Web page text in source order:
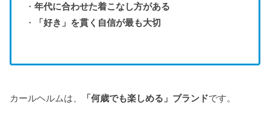
・ 年代に合わせた着こなし方がある
・
「好き」を貫く自信が最も大切
カールヘルムは、 「何歳でも楽しめる」ブランドです。